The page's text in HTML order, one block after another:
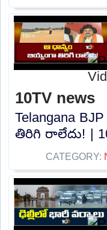
10TV news
Telangana
తిరిగి రాలేదు! |
CATEGORY: